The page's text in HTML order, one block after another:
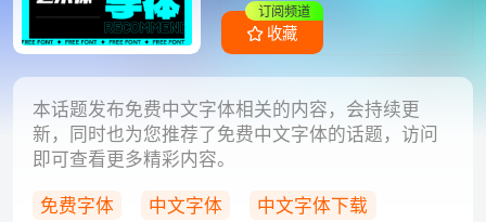
收藏
订阅频道
本话题发布免费中文字体相关的内容，会持续更
新，同时也为您推荐了免费中文字体的话题，访问
即可查看更多精彩内容。
免费字体
中文字体
中文字体下载